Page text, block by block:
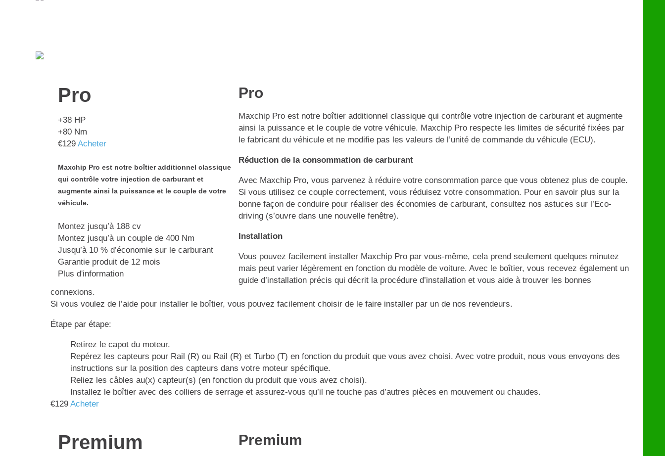
Pro
+38 HP
+80 Nm
€129 Acheter
Maxchip Pro est notre boîtier additionnel classique
qui contrôle votre injection de carburant et
augmente ainsi la puissance et le couple de votre
véhicule.
Montez jusqu’à 188 cv
Montez jusqu’à un couple de 400 Nm
Jusqu’à 10 % d’économie sur le carburant
Garantie produit de 12 mois
Plus d'information
Pro
Maxchip Pro est notre boîtier additionnel classique qui contrôle votre injection de carburant et augmente
ainsi la puissance et le couple de votre véhicule. Maxchip Pro respecte les limites de sécurité fixées par
le fabricant du véhicule et ne modifie pas les valeurs de l’unité de commande du véhicule (ECU).
Réduction de la consommation de carburant
Avec Maxchip Pro, vous parvenez à réduire votre consommation parce que vous obtenez plus de couple.
Si vous utilisez ce couple correctement, vous réduisez votre consommation. Pour en savoir plus sur la
bonne façon de conduire pour réaliser des économies de carburant, consultez nos astuces sur l’Eco-
driving (s’ouvre dans une nouvelle fenêtre).
Installation
Vous pouvez facilement installer Maxchip Pro par vous-même, cela prend seulement quelques minutez
mais peut varier légèrement en fonction du modèle de voiture. Avec le boîtier, vous recevez également un
guide d’installation précis qui décrit la procédure d’installation et vous aide à trouver les bonnes
connexions.
Si vous voulez de l’aide pour installer le boîtier, vous pouvez facilement choisir de le faire installer par un de nos revendeurs.
Étape par étape:
Retirez le capot du moteur.
Repérez les capteurs pour Rail (R) ou Rail (R) et Turbo (T) en fonction du produit que vous avez choisi. Avec votre produit, nous vous envoyons des
instructions sur la position des capteurs dans votre moteur spécifique.
Reliez les câbles au(x) capteur(s) (en fonction du produit que vous avez choisi).
Installez le boîtier avec des colliers de serrage et assurez-vous qu’il ne touche pas d’autres pièces en mouvement ou chaudes.
€129 Acheter
Premium Premium